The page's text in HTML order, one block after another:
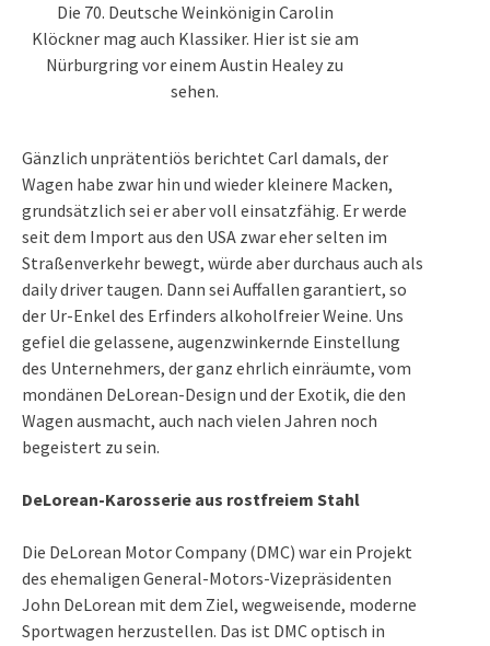
Die 70. Deutsche Weinkönigin Carolin
Klöckner mag auch Klassiker. Hier ist sie am
Nürburgring vor einem Austin Healey zu
sehen.
Gänzlich unprätentiös berichtet Carl damals, der
Wagen habe zwar hin und wieder kleinere Macken,
grundsätzlich sei er aber voll einsatzfähig. Er werde
seit dem Import aus den USA zwar eher selten im
Straßenverkehr bewegt, würde aber durchaus auch als
daily driver taugen. Dann sei Auffallen garantiert, so
der Ur-Enkel des Erfinders alkoholfreier Weine. Uns
gefiel die gelassene, augenzwinkernde Einstellung
des Unternehmers, der ganz ehrlich einräumte, vom
mondänen DeLorean-Design und der Exotik, die den
Wagen ausmacht, auch nach vielen Jahren noch
begeistert zu sein.
DeLorean-Karosserie aus rostfreiem Stahl
Die DeLorean Motor Company (DMC) war ein Projekt
des ehemaligen General-Motors-Vizepräsidenten
John DeLorean mit dem Ziel, wegweisende, moderne
Sportwagen herzustellen. Das ist DMC optisch in